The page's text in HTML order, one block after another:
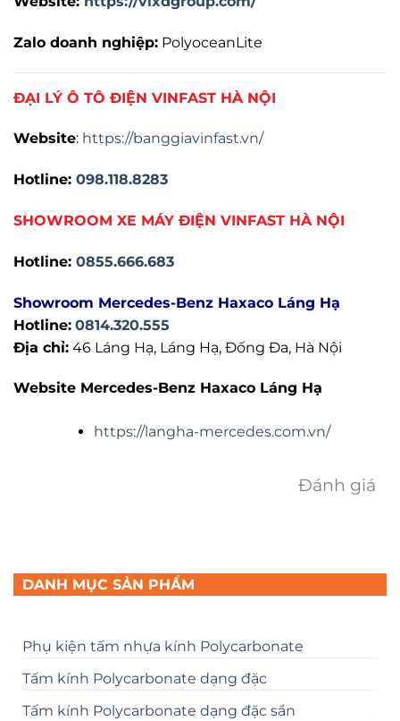
DANH MỤC SẢN PHẨM
Phụ kiện tấm nhựa kính Polycarbonate
Tấm kính Polycarbonate dạng đặc
Tấm kính Polycarbonate dạng đặc sần
Zalo doanh nghiệp: PolyoceanLite
ĐẠI LÝ Ô TÔ ĐIỆN VINFAST HÀ NỘI
Website: https://banggiavinfast.vn/
Hotline: 098.118.8283
SHOWROOM XE MÁY ĐIỆN VINFAST HÀ NỘI
Hotline: 0855.666.683
Showroom Mercedes-Benz Haxaco Láng Hạ
Hotline: 0814.320.555
Địa chỉ: 46 Láng Hạ, Láng Hạ, Đống Đa, Hà Nội
Website Mercedes-Benz Haxaco Láng Hạ
https://langha-mercedes.com.vn/
Đánh giá